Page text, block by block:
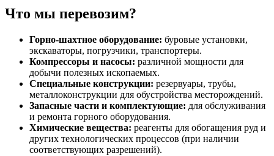
Что мы перевозим?
Горно-шахтное оборудование: буровые установки,
экскаваторы, погрузчики, транспортеры.
Компрессоры и насосы: различной мощности для
добычи полезных ископаемых.
Специальные конструкции: резервуары, трубы,
металлоконструкции для обустройства месторождений.
Запасные части и комплектующие: для обслуживания
и ремонта горного оборудования.
Химические вещества: реагенты для обогащения руд и
других технологических процессов (при наличии
соответствующих разрешений).